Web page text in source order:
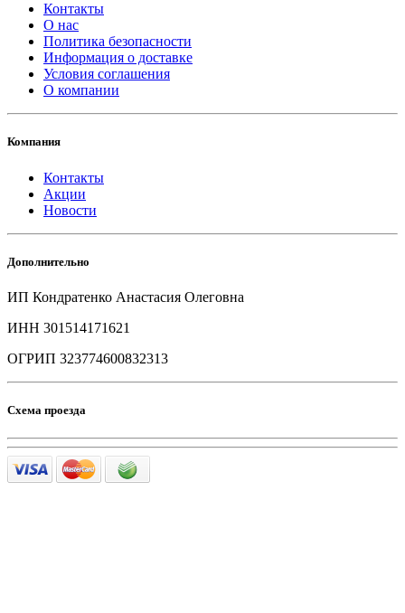
Контакты
О нас
Политика безопасности
Информация о доставке
Условия соглашения
О компании
Компания
Контакты
Акции
Новости
Дополнительно
ИП Кондратенко Анастасия Олеговна
ИНН 301514171621
ОГРИП 323774600832313
Схема проезда